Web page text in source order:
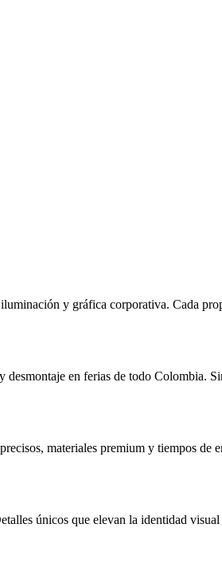
y gráfica corporativa. Cada
en ferias de todo Colombia.
materiales premium y tiempos de
únicos que elevan la identidad